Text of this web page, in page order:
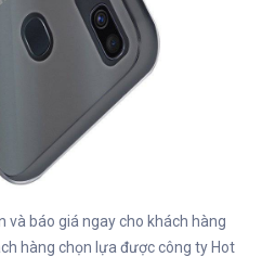
và báo giá ngay cho khách hàng
hàng chọn lựa được công ty Hot